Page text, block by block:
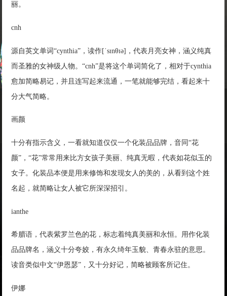
丽。
cnh
源自英文单词“cynthia”，读作[ˈsɪnθɪə]，代表月亮女神，涵义纯真
而圣雅的女神级人物。“cnh”是将这个单词简化了，相对于cynthia
愈加简略易记，并且连写起来流通，一笔就能够完结，看起来十
分大气简略。
画颜
十分有指示含义，一看就知道仅仅一个化装品品牌，音同“花
颜”，“花”常常用来比方女孩子美丽、纯真无暇，代表如花似玉的
女子。化装品本便是用来修饰和发现女人的美的，从看到这个姓
名起，就简略让女人被它所深深招引。
ianthe
希腊语，代表紫罗兰色的花，标志着纯真美丽和永恒。用作化装
品品牌名，涵义十分夸姣，有永久绮年玉貌、青春永驻的意思。
读音类似中文“伊恩瑟”，又十分好记，简略被顾客所记住。
伊娜